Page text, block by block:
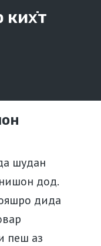
ких̇т
шудан
дод.
дида
пеш аз